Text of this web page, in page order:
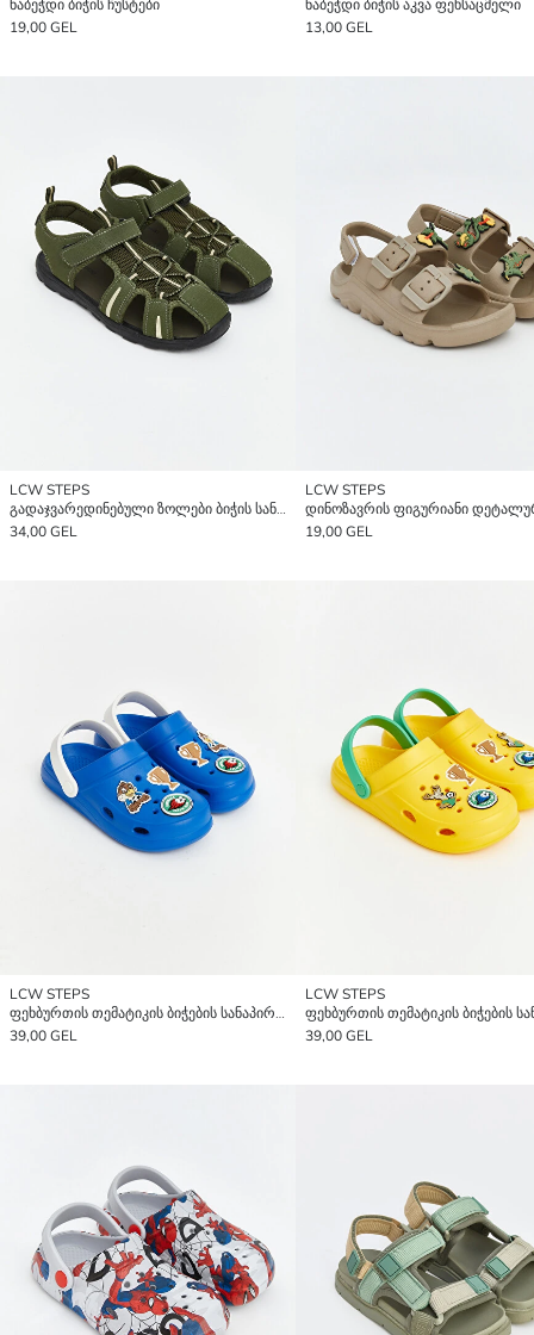
ნაბეჭდი ბიჭის ჩუსტები
19,00 GEL
ნაბეჭდი ბიჭის აკვა ფეხსაცმელი
13,00 GEL
LCW STEPS
გადაჯვარედინებული ზოლები ბიჭის სანდლები
34,00 GEL
LCW STEPS
19,00 GEL
LCW STEPS
ფეხბურთის თემატიკის ბიჭების სანაპირო სანდლები
39,00 GEL
LCW STEPS
39,00 GEL